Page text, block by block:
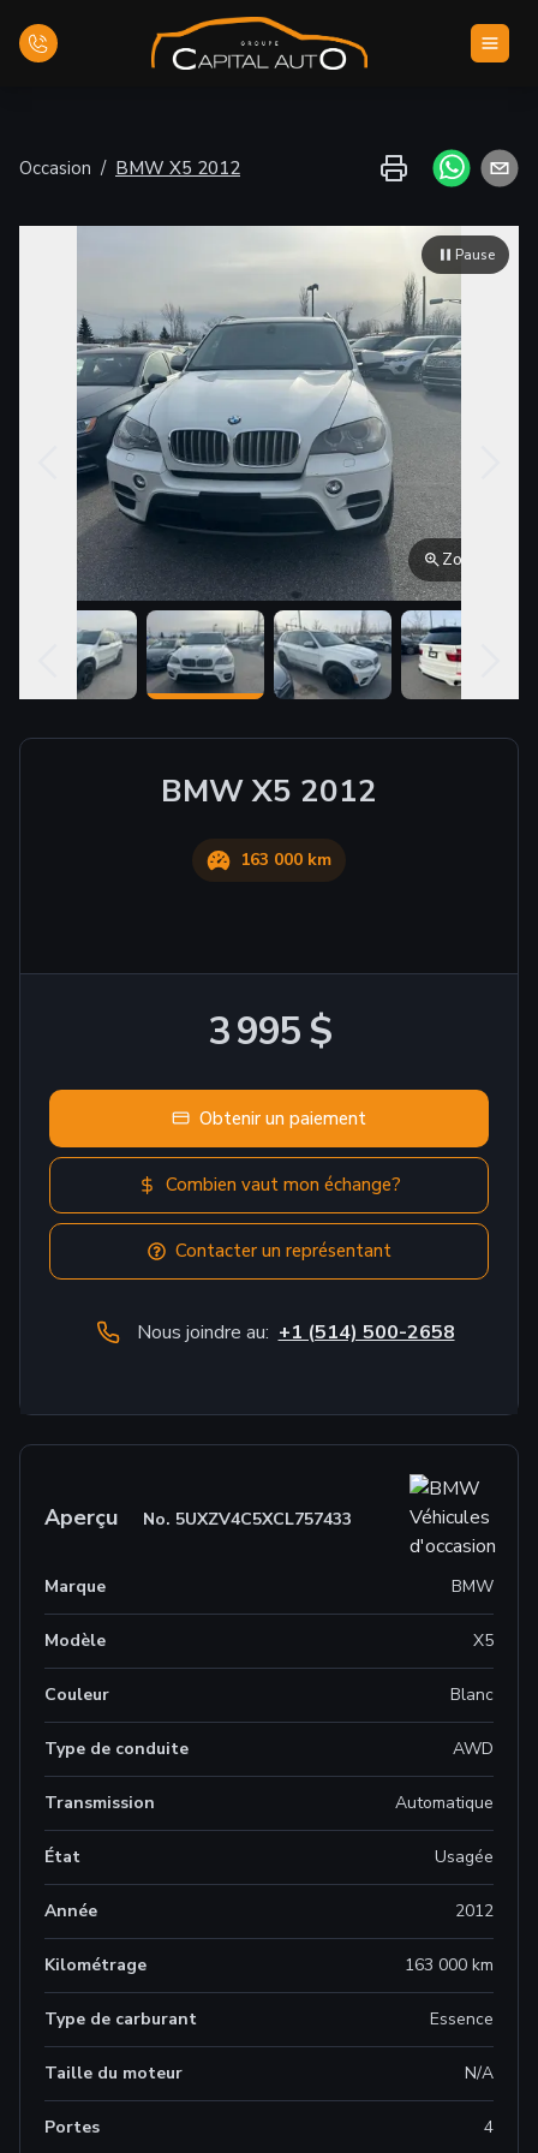
Financement
Évaluez votre véhicule
Nous joindre
Français
Occasion / BMW X5 2012
Pause
Zoom
BMW X5 2012
163 000 km
3 995 $
Obtenir un paiement
Combien vaut mon échange?
Contacter un représentant
Nous joindre au: +1 (514) 500-2658
Aperçu No. 5UXZV4C5XCL757433
Marque BMW
Modèle X5
Couleur Blanc
Type de conduite AWD
Transmission Automatique
État Usagée
Année 2012
Kilométrage 163 000 km
Type de carburant Essence
Taille du moteur N/A
Portes 4